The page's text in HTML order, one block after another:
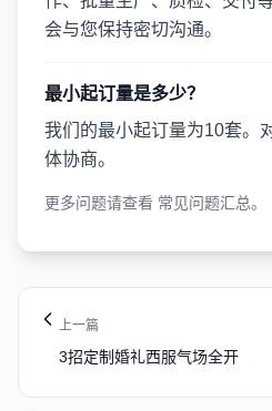
会与您保持密切沟通。
最小起订量是多少？
我们的最小起订量为10套。
体协商。
更多问题请查看 常见问题汇总。
上一篇
3招定制婚礼西服气场全开